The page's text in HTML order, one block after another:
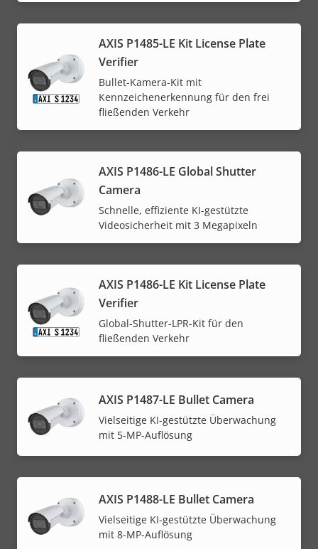
AXIS P1485-LE Kit License Plate
Verifier
Bullet-Kamera-Kit mit
Kennzeichenerkennung für den frei
fließenden Verkehr
AXIS P1486-LE Global Shutter
Camera
Schnelle, effiziente KI-gestützte
Videosicherheit mit 3 Megapixeln
AXIS P1486-LE Kit License Plate
Verifier
Global-Shutter-LPR-Kit für den
fließenden Verkehr
AXIS P1487-LE Bullet Camera
Vielseitige KI-gestützte Überwachung
mit 5-MP-Auflösung
AXIS P1488-LE Bullet Camera
Vielseitige KI-gestützte Überwachung
mit 8-MP-Auflösung